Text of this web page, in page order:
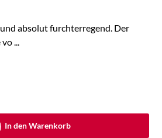
absolut furchterregend. Der
...
In den Warenkorb